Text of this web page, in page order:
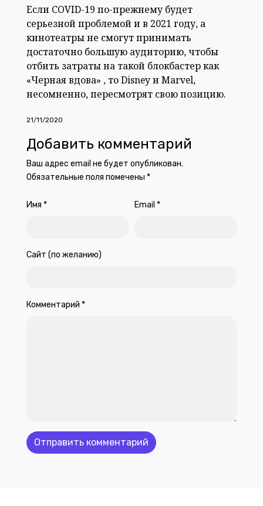
Если COVID-19 по-прежнему будет
серьезной проблемой и в 2021 году, а
кинотеатры не смогут принимать
достаточно большую аудиторию, чтобы
отбить затраты на такой блокбастер как
«Черная вдова» , то Disney и Marvel,
несомненно, пересмотрят свою позицию.
21/11/2020
Добавить комментарий
Ваш адрес email не будет опубликован.
Обязательные поля помечены *
Имя * Email *
Сайт (по желанию)
Комментарий *